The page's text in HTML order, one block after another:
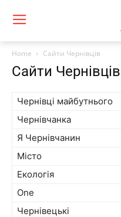
Home Сайти Чернівців
Сайти Чернівців
Чернівці майбутнього
Чернівчанка
Я Чернівчанин
Місто
Екологія
One
Чернівецькі